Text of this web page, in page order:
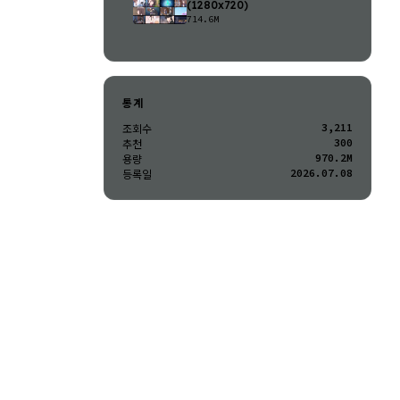
(1280x720)
714.6M
통계
조회수
3,211
추천
300
용량
970.2M
등록일
2026.07.08